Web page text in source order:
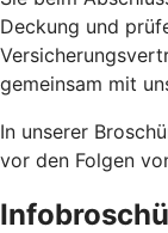
Deckung und
gemeinsam mit
In unserer
vor den Folgen